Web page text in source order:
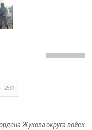
2531
Жукова округа войск